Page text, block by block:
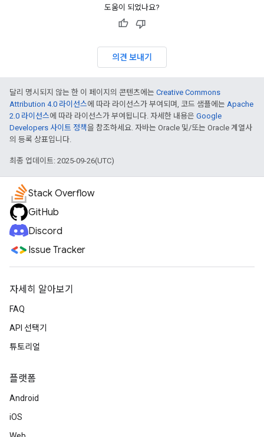
도움이 되었나요?
의견 보내기
달리 명시되지 않는 한 이 페이지의 콘텐츠에는 Creative Commons
Attribution 4.0 라이선스에 따라 라이선스가 부여되며, 코드 샘플에는 Apache
2.0 라이선스에 따라 라이선스가 부여됩니다. 자세한 내용은 Google
Developers 사이트 정책을 참조하세요. 자바는 Oracle 및/또는 Oracle 계열사
의 등록 상표입니다.
최종 업데이트: 2025-09-26(UTC)
Stack Overflow
GitHub
Discord
Issue Tracker
자세히 알아보기
FAQ
API 선택기
튜토리얼
플랫폼
Android
iOS